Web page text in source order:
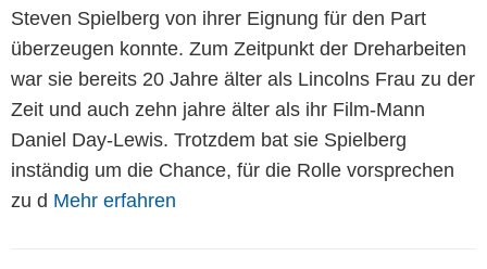
Steven Spielberg von ihrer Eignung für den Part
überzeugen konnte. Zum Zeitpunkt der Dreharbeiten
war sie bereits 20 Jahre älter als Lincolns Frau zu der
Zeit und auch zehn jahre älter als ihr Film-Mann
Daniel Day-Lewis. Trotzdem bat sie Spielberg
inständig um die Chance, für die Rolle vorsprechen
zu d Mehr erfahren